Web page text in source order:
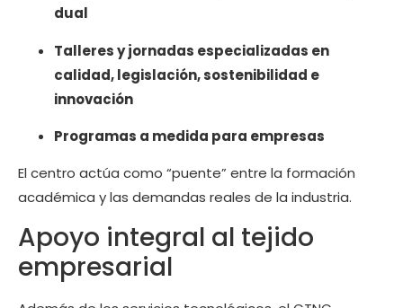
dual
Talleres y jornadas especializadas en
calidad, legislación, sostenibilidad e
innovación
Programas a medida para empresas
El centro actúa como “puente” entre la formación
académica y las demandas reales de la industria.
Apoyo integral al tejido
empresarial